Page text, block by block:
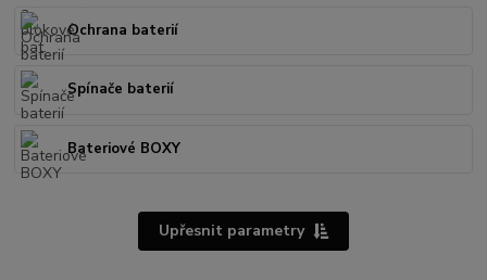
Ochrana baterií
Spínače baterií
Bateriové BOXY
Upřesnit parametry